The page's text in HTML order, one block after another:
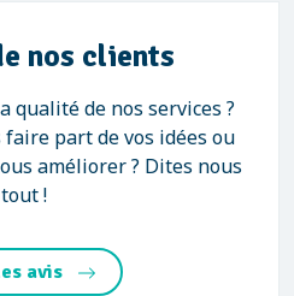
nos clients
qualité de nos services ?
part de vos idées ou
améliorer ? Dites nous
tout !
avis